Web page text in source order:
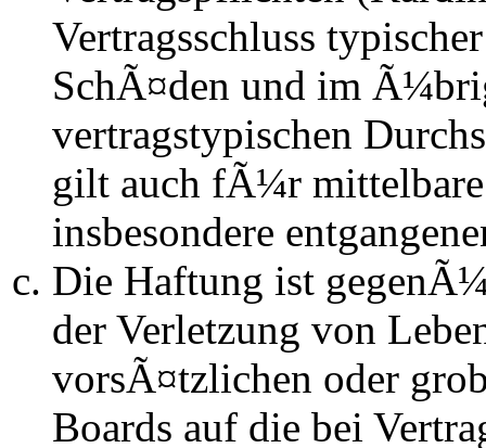
Vertragsschluss
SchÃ¤den und im
vertragstypischen
gilt auch fÃ¼r
insbesondere
Die Haftung ist
der Verletzung von
vorsÃ¤tzlichen oder
Boards auf die bei